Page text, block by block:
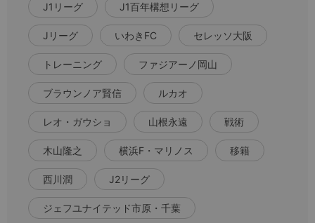
J1リーグ J1百年構想リーグ
Jリーグ いわきFC セレッソ大阪
トレーニング ファジアーノ岡山
ブラウンノア賢信 ルカオ
レオ・ガウショ 山根永遠 戦術
木山隆之 横浜F・マリノス 移籍
西川潤 J2リーグ
ジェフユナイテッド市原・千葉